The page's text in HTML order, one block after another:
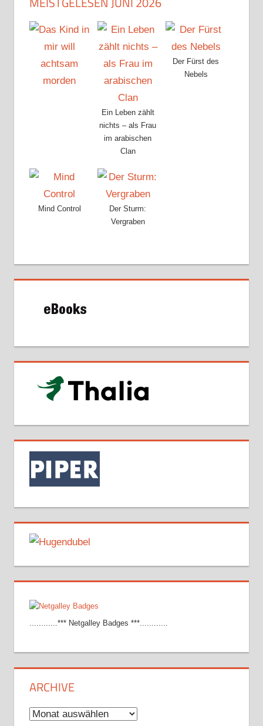
Ein Leben zählt
nichts – als Frau
im arabischen
Clan
Der Fürst des
Nebels
Mind Control
Der Sturm:
Vergraben
............*** Netgalley Badges ***............
ARCHIVE
Archive